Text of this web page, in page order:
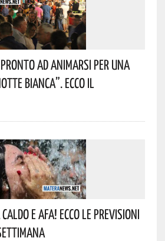
Ad Animarsi Per Una
Bianca”. Ecco Il
E Afa! Ecco Le Previsioni